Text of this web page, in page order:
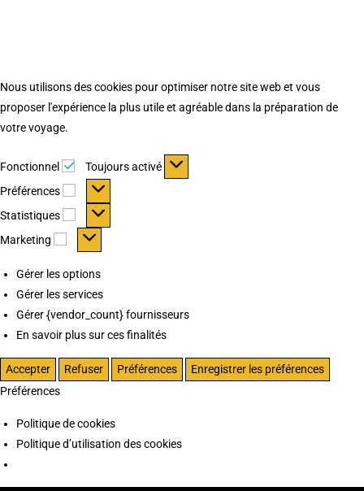
Nous utilisons des cookies pour optimiser notre site web et vous
proposer l'expérience la plus utile et agréable dans la préparation de
votre voyage.
Fonctionnel Fonctionnel
Toujours activé
Préférences
Préférences
Statistiques Statistiques
Marketing Marketing
Gérer les options
Gérer les services
Gérer {vendor_count} fournisseurs
En savoir plus sur ces finalités
Accepter Refuser Préférences
Enregistrer les préférences
Préférences
Politique de cookies
Politique d’utilisation des cookies